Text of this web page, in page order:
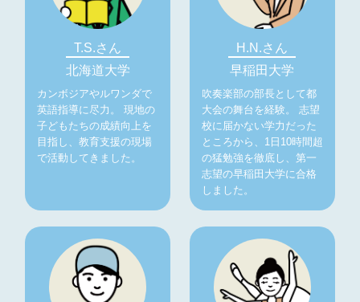
T.S.さん
北海道大学
カンボジアやルワンダで
英語指導に尽力。 現地の
子どもたちの成績向上を
目指し、教育支援の現場
で活動してきました。
H.N.さん
早稲田大学
吹奏楽部の部長として都
大会の舞台を経験。 志望
校に届かない学力だった
ところから、1日10時間超
の猛勉強を徹底し、第一
志望の早稲田大学に合格
しました。